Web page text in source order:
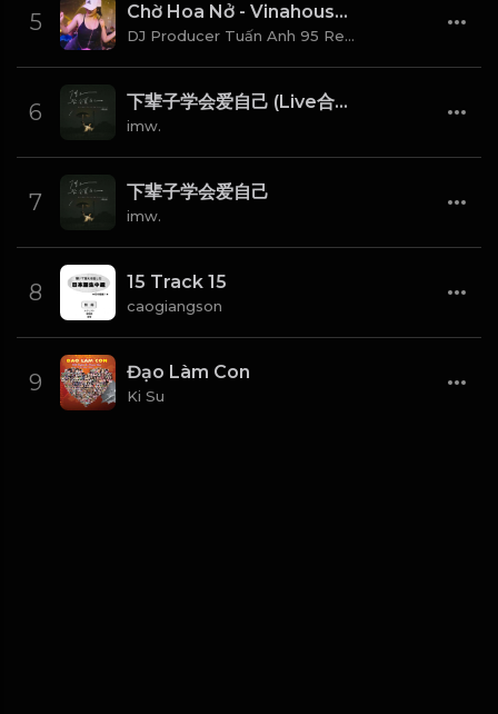
5 Chờ Hoa Nở - Vinahouse (Remix 2025) Ver 2 DJ Producer Tuấn Anh 95
DJ Producer Tuấn Anh 95 Remix
6 下辈子学会爱自己 (Live合唱版)
imw.
7 下辈子学会爱自己
imw.
8 15 Track 15
caogiangson
9 Đạo Làm Con
Ki Su